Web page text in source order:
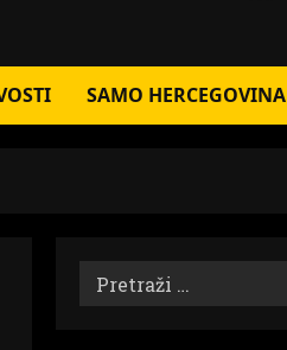
SAMO HERCEGOVINA
Pretraži: